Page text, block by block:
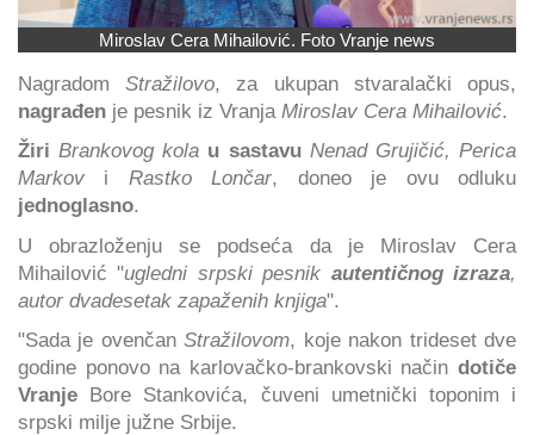
Miroslav Cera Mihailović. Foto Vranje news
NagradomStražilovo, za ukupan stvaralački opus,
nagrađen je pesnik iz Vranja Miroslav Cera Mihailović.
ŽiriBrankovog kola u sastavu Nenad Grujičić, Perica
Markov i Rastko Lončar, doneo je ovu odluku
jednoglasno.
U obrazloženju se podseća da je Miroslav Cera
Mihailović "ugledni srpski pesnik autentičnog izraza,
autor dvadesetak zapaženih knjiga".
"Sada je ovenčanStražilovom, koje nakon trideset dve
godine ponovo na karlovačko-brankovski način dotiče
Vranje Bore Stankovića, čuveni umetnički toponim i
srpski milje južne Srbije.